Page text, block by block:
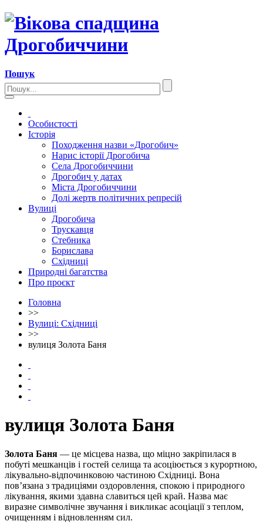
Пошук
Особистості
Історія
Походження назви «Дрогобич»
Нарис історії Дрогобича
Села Дрогобиччини
Дрогобич у датах
Міста Дрогобиччини
Долі жертв політичних репресій
Вулиці
Дрогобича
Трускавця
Стебника
Борислава
Східниці
Природні багатства
Про проєкт
Головна
>>
Вулиці: Східниці
>>
вулиця Золота Баня
вулиця Золота Баня
Золота Баня — це місцева назва, що міцно закріпилася в
побуті мешканців і гостей селища та асоціюється з курортною,
лікувально-відпочинковою частиною Східниці. Вона
пов’язана з традиціями оздоровлення, спокою і природного
лікування, якими здавна славиться цей край. Назва має
виразне символічне звучання і викликає асоціації з теплом,
очищенням і відновленням сил.